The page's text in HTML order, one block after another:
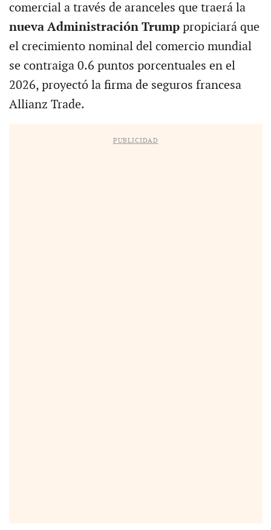
comercial a través de aranceles que traerá la
nueva Administración Trumppropiciará que
el crecimiento nominal del comercio mundial
se contraiga 0.6 puntos porcentuales en el
2026, proyectó la firma de seguros francesa
Allianz Trade.
PUBLICIDAD